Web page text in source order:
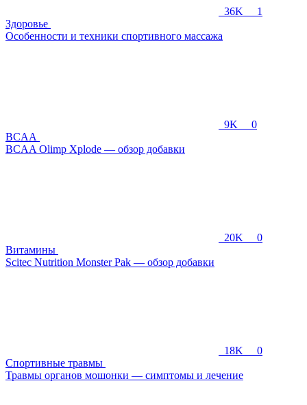
36K
1
Здоровье
Особенности и техники спортивного массажа
9K
0
BCAA
BCAA Olimp Xplode — обзор добавки
20K
0
Витамины
Scitec Nutrition Monster Pak — обзор добавки
18K
0
Спортивные травмы
Травмы органов мошонки — симптомы и лечение